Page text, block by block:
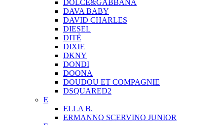
DOLCE&GABBANA
DAVA BABY
DAVID CHARLES
DIESEL
DITЁ
DIXIE
DKNY
DONDI
DOONA
DOUDOU ET COMPAGNIE
DSQUARED2
E
ELLA B.
ERMANNO SCERVINO JUNIOR